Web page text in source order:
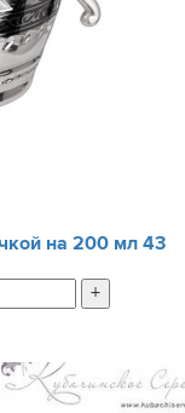
на 200 мл 43
+